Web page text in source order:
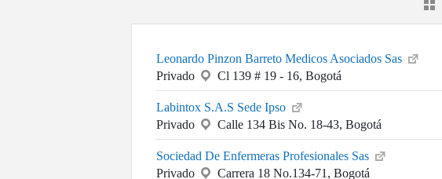
Leonardo Pinzon Barreto Medicos Asociados Sas
Privado Cl 139 # 19 - 16, Bogotá
Labintox S.A.S Sede Ipso
Privado Calle 134 Bis No. 18-43, Bogotá
Sociedad De Enfermeras Profesionales Sas
Privado Carrera 18 No.134-71, Bogotá